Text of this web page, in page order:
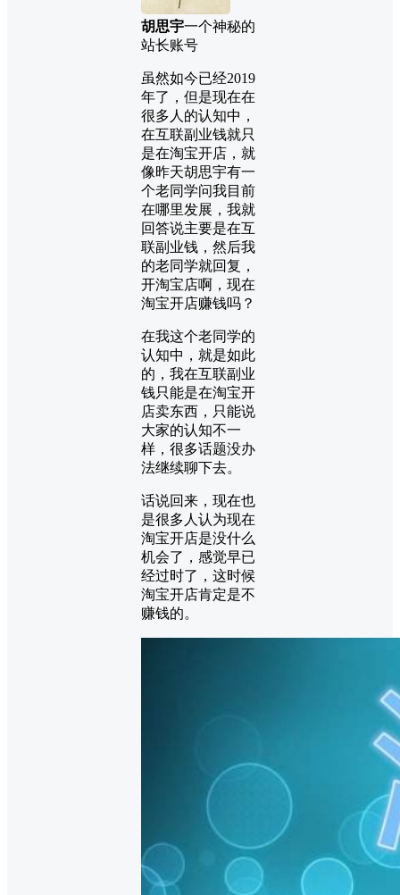
胡思宇一个神秘的
站长账号
虽然如今已经2019
年了，但是现在在
很多人的认知中，
在互联副业钱就只
是在淘宝开店，就
像昨天胡思宇有一
个老同学问我目前
在哪里发展，我就
回答说主要是在互
联副业钱，然后我
的老同学就回复，
开淘宝店啊，现在
淘宝开店赚钱吗？
在我这个老同学的
认知中，就是如此
的，我在互联副业
钱只能是在淘宝开
店卖东西，只能说
大家的认知不一
样，很多话题没办
法继续聊下去。
话说回来，现在也
是很多人认为现在
淘宝开店是没什么
机会了，感觉早已
经过时了，这时候
淘宝开店肯定是不
赚钱的。